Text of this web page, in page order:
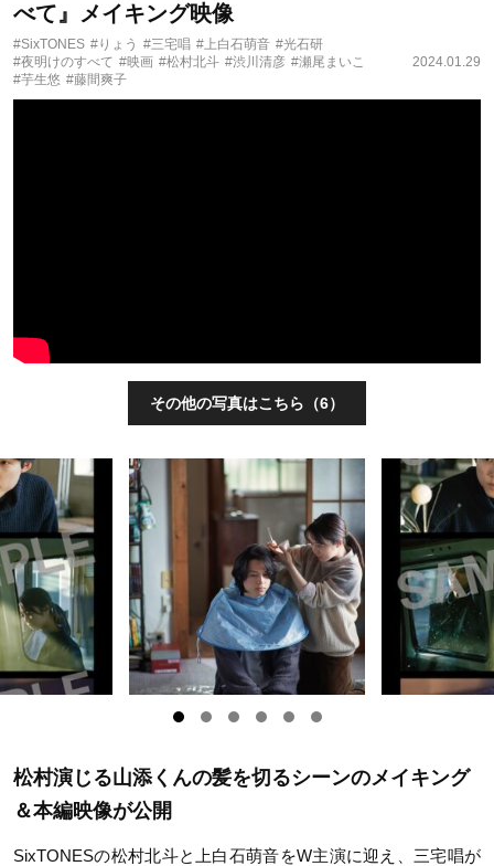
べて』メイキング映像
#SixTONES #りょう #三宅唱 #上白石萌音 #光石研
#夜明けのすべて #映画 #松村北斗 #渋川清彦 #瀬尾まいこ
#芋生悠 #藤間爽子
2024.01.29
その他の写真はこちら（6）
松村演じる山添くんの髪を切るシーンのメイキング
＆本編映像が公開
SixTONESの松村北斗と上白石萌音をW主演に迎え、三宅唱が